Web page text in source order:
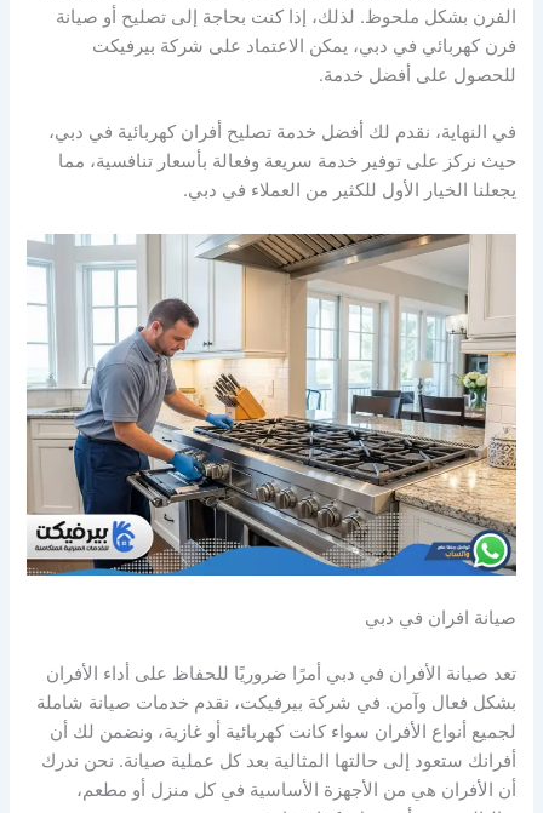
الفرن بشكل ملحوظ. لذلك، إذا كنت بحاجة إلى تصليح أو صيانة
فرن كهربائي في دبي، يمكن الاعتماد على شركة بيرفيكت
للحصول على أفضل خدمة.
في النهاية، نقدم لك أفضل خدمة تصليح أفران كهربائية في دبي،
حيث نركز على توفير خدمة سريعة وفعالة بأسعار تنافسية، مما
يجعلنا الخيار الأول للكثير من العملاء في دبي.
صيانة افران في دبي
تعد صيانة الأفران في دبي أمرًا ضروريًا للحفاظ على أداء الأفران
بشكل فعال وآمن. في شركة بيرفيكت، نقدم خدمات صيانة شاملة
لجميع أنواع الأفران سواء كانت كهربائية أو غازية، ونضمن لك أن
أفرانك ستعود إلى حالتها المثالية بعد كل عملية صيانة. نحن ندرك
أن الأفران هي من الأجهزة الأساسية في كل منزل أو مطعم،